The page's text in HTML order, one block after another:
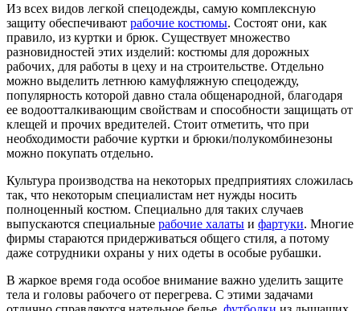
Из всех видов легкой спецодежды, самую комплексную
защиту обеспечивают рабочие костюмы. Состоят они, как
правило, из куртки и брюк. Существует множество
разновидностей этих изделий: костюмы для дорожных
рабочих, для работы в цеху и на строительстве. Отдельно
можно выделить летнюю камуфляжную спецодежду,
популярность которой давно стала общенародной, благодаря
ее водоотталкивающим свойствам и способности защищать от
клещей и прочих вредителей. Стоит отметить, что при
необходимости рабочие куртки и брюки/полукомбинезоны
можно покупать отдельно.
Культура производства на некоторых предприятиях сложилась
так, что некоторым специалистам нет нужды носить
полноценный костюм. Специально для таких случаев
выпускаются специальные рабочие халаты и фартуки. Многие
фирмы стараются придерживаться общего стиля, а потому
даже сотрудники охраны у них одеты в особые рубашки.
В жаркое время года особое внимание важно уделить защите
тела и головы рабочего от перегрева. С этими задачами